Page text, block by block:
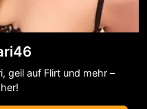
geil auf Flirt und mehr –